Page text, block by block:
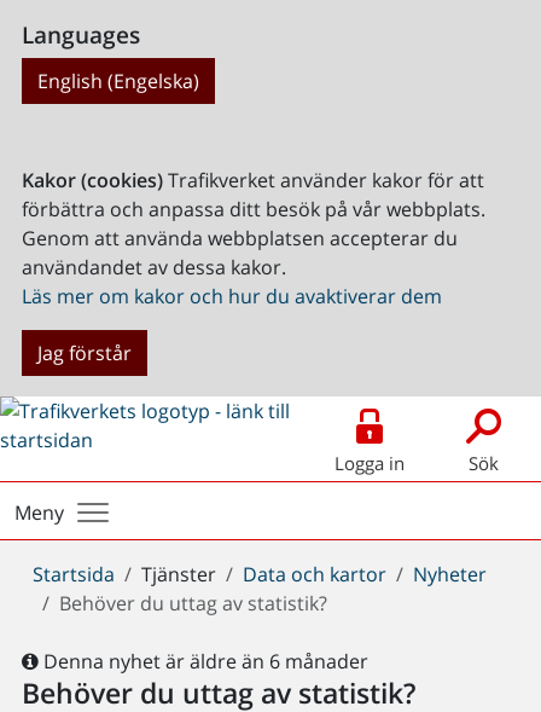
Languages
English (Engelska)
Kakor (cookies)Trafikverket använder kakor för att
förbättra och anpassa ditt besök på vår webbplats.
Genom att använda webbplatsen accepterar du
användandet av dessa kakor.
Läs mer om kakor och hur du avaktiverar dem
Jag förstår
Logga in Sök
Meny
Du
är
Startsida Tjänster Data och kartor
Nyheter
Behöver du uttag av statistik?
Denna nyhet är äldre än 6 månader
Behöver du uttag av statistik?